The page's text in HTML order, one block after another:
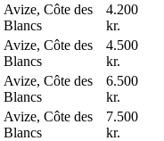
Avize, Côte des
Blancs
4.200
kr.
Avize, Côte des
Blancs
4.500
kr.
Avize, Côte des
Blancs
6.500
kr.
Avize, Côte des
Blancs
7.500
kr.